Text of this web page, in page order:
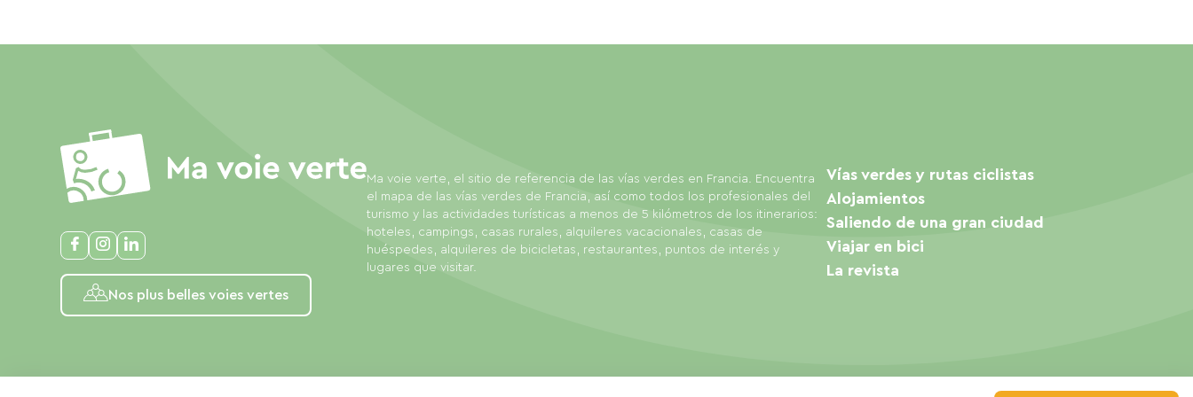
Nos plus belles voies vertes
Ma voie verte, el sitio de referencia de las vías verdes en Francia. Encuentra
el mapa de las vías verdes de Francia, así como todos los profesionales del
turismo y las actividades turísticas a menos de 5 kilómetros de los itinerarios:
hoteles, campings, casas rurales, alquileres vacacionales, casas de
huéspedes, alquileres de bicicletas, restaurantes, puntos de interés y
lugares que visitar.
Vías verdes y rutas ciclistas
Alojamientos
Saliendo de una gran ciudad
Viajar en bici
La revista